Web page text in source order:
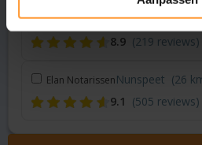
Notaris UnieAlmere (22 km)
8.9 (219 reviews)
Elan NotarissenNunspeet (26
9.1 (505 reviews)